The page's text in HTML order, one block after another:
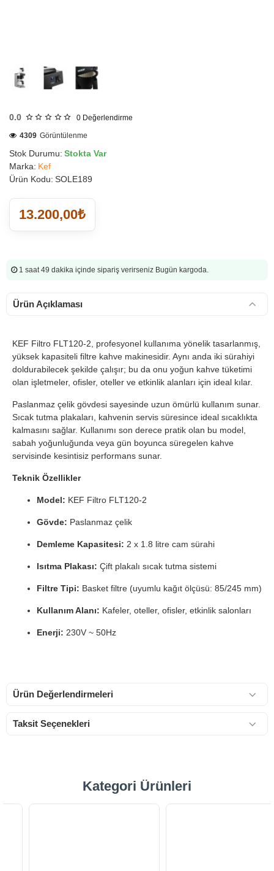
KARGO
ÜCRETSİZ
0.0 0 Değerlendirme
Stok Durumu: Stokta Var
Marka: Kef
Ürün Kodu: SOLE189
4309 Görüntülenme
13.200,00₺
1 saat 49 dakika içinde sipariş verirseniz Bugün kargoda.
Ürün Açıklaması
KEF Filtro FLT120-2, profesyonel kullanıma yönelik tasarlanmış,
yüksek kapasiteli filtre kahve makinesidir. Aynı anda iki sürahiyi
doldurabilecek şekilde çalışır; bu da onu yoğun kahve tüketimi
olan işletmeler, ofisler, oteller ve etkinlik alanları için ideal kılar.
Paslanmaz çelik gövdesi sayesinde uzun ömürlü kullanım sunar.
Sıcak tutma plakaları, kahvenin servis süresince ideal sıcaklıkta
kalmasını sağlar. Kullanımı son derece pratik olan bu model,
sabah yoğunluğunda veya gün boyunca süregelen kahve
servisinde kesintisiz performans sunar.
Teknik Özellikler
Model: KEF Filtro FLT120-2
Gövde: Paslanmaz çelik
Demleme Kapasitesi: 2 x 1.8 litre cam sürahi
Isıtma Plakası: Çift plakalı sıcak tutma sistemi
Filtre Tipi: Basket filtre (uyumlu kağıt ölçüsü: 85/245 mm)
Kullanım Alanı: Kafeler, oteller, ofisler, etkinlik salonları
Enerji: 230V ~ 50Hz
Ürün Değerlendirmeleri
Taksit Seçenekleri
Kategori Ürünleri